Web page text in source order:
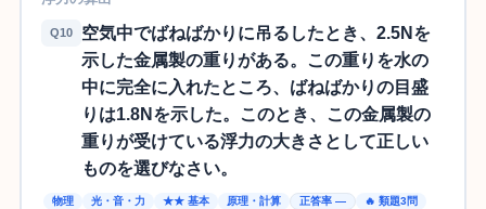
Q10
空気中でばねばかりに吊るしたとき、2.5Nを
示した金属製の重りがある。この重りを水の
中に完全に入れたところ、ばねばかりの目盛
りは1.8Nを示した。このとき、この金属製の
重りが受けている浮力の大きさとして正しい
ものを選びなさい。
物理 光・音・力 ★★ 基本 原理・計算 正答率 — 🔥 類題3問